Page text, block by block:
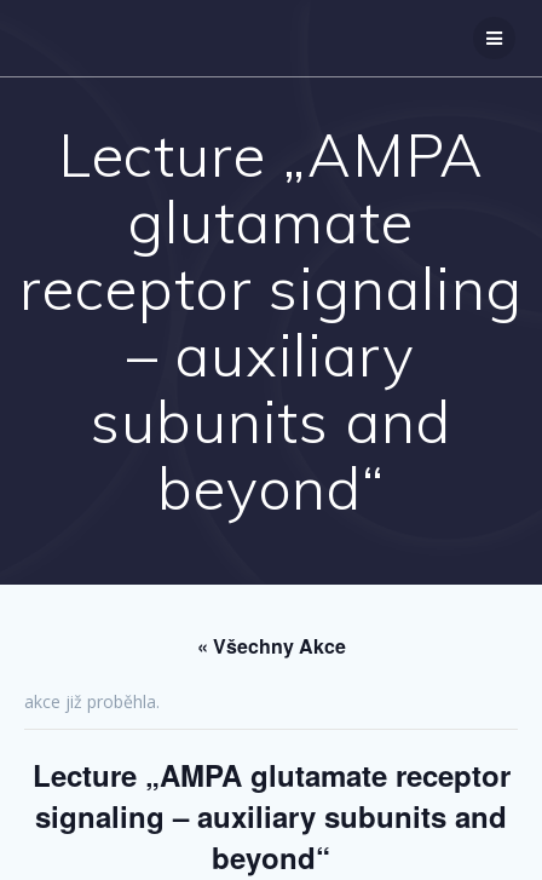
Lecture „AMPA
glutamate
receptor signaling
– auxiliary
subunits and
beyond“
« Všechny Akce
akce již proběhla.
Lecture „AMPA glutamate receptor
signaling – auxiliary subunits and
beyond“